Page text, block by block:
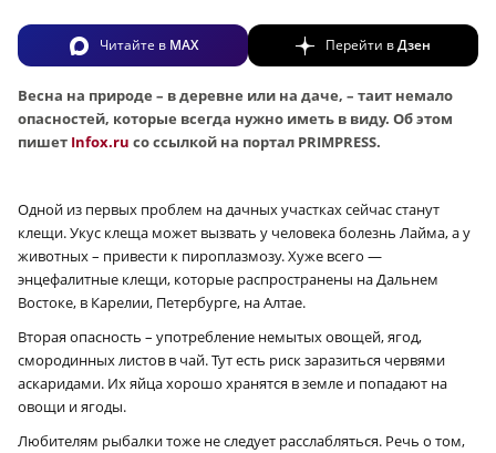
Читайте в MAX Перейти вДзен
Весна на природе – в деревне или на даче, – таит немало
опасностей, которые всегда нужно иметь в виду. Об этом
пишет Infox.ru cо ссылкой на портал PRIMPRESS.
Одной из первых проблем на дачных участках сейчас станут
клещи. Укус клеща может вызвать у человека болезнь Лайма, а у
животных – привести к пироплазмозу. Хуже всего —
энцефалитные клещи, которые распространены на Дальнем
Востоке, в Карелии, Петербурге, на Алтае.
Вторая опасность – употребление немытых овощей, ягод,
смородинных листов в чай. Тут есть риск заразиться червями
аскаридами. Их яйца хорошо хранятся в земле и попадают на
овощи и ягоды.
Любителям рыбалки тоже не следует расслабляться. Речь о том,